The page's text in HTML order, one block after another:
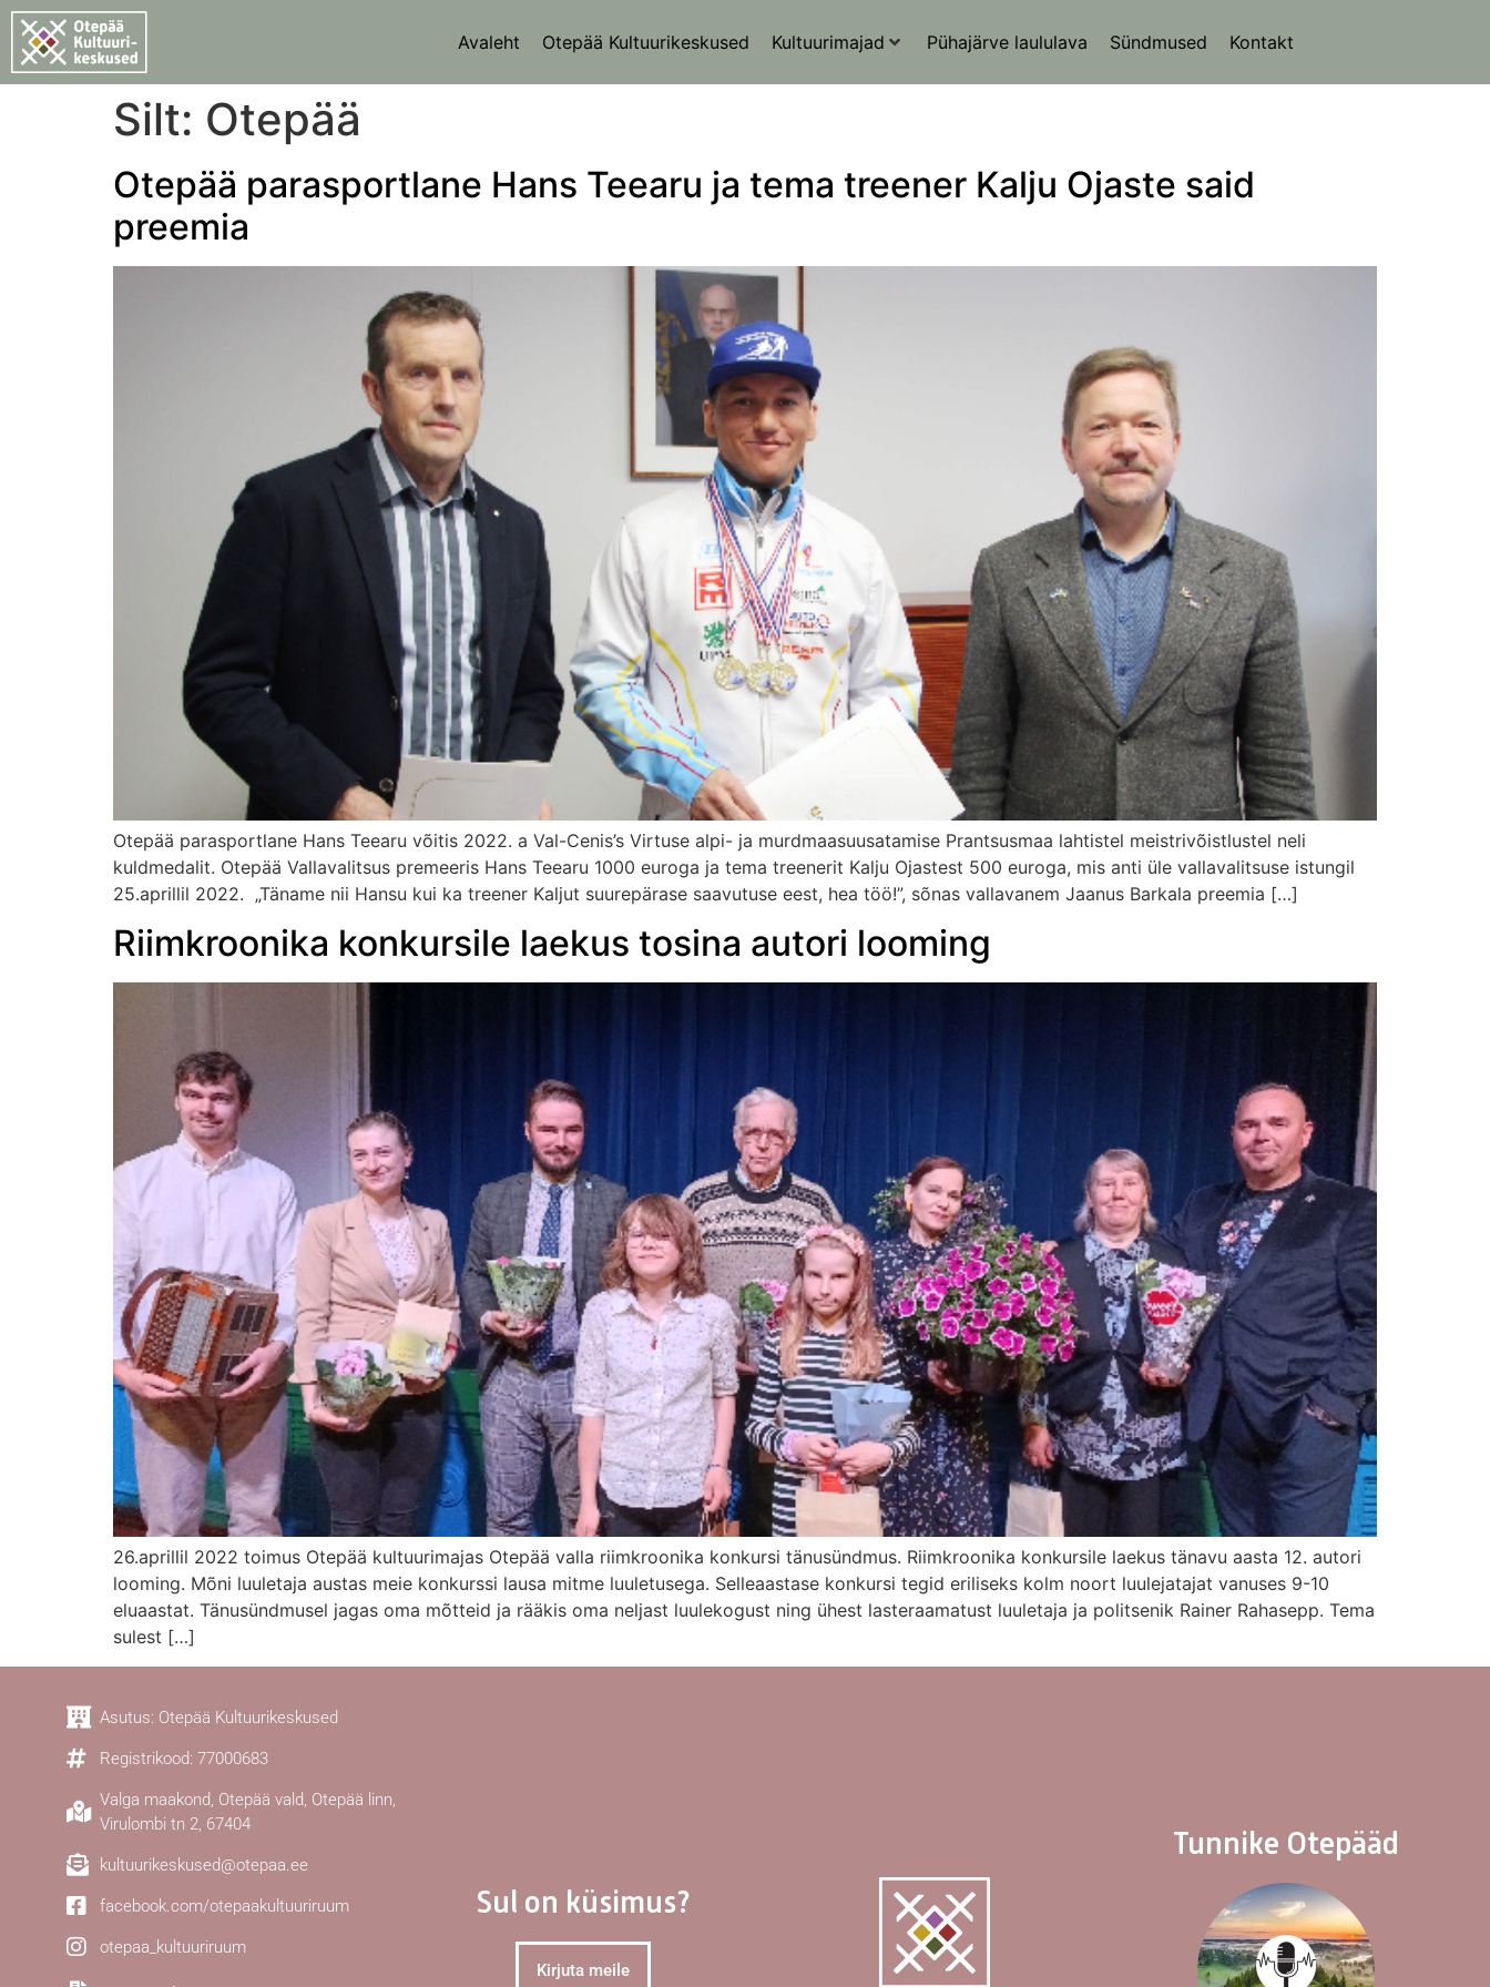
Avaleht Otepää Kultuurikeskused Kultuurimajad Pühajärve laululava Sündmused Kontakt
Silt: Otepää
Otepää parasportlane Hans Teearu ja tema treener Kalju Ojaste said
preemia
Otepää parasportlane Hans Teearu võitis 2022. a Val-Cenis’s Virtuse alpi- ja murdmaasuusatamise Prantsusmaa lahtistel meistrivõistlustel neli
kuldmedalit. Otepää Vallavalitsus premeeris Hans Teearu 1000 euroga ja tema treenerit Kalju Ojastest 500 euroga, mis anti üle vallavalitsuse istungil
25.aprillil 2022. „Täname nii Hansu kui ka treener Kaljut suurepärase saavutuse eest, hea töö!”, sõnas vallavanem Jaanus Barkala preemia […]
Riimkroonika konkursile laekus tosina autori looming
26.aprillil 2022 toimus Otepää kultuurimajas Otepää valla riimkroonika konkursi tänusündmus. Riimkroonika konkursile laekus tänavu aasta 12. autori
looming. Mõni luuletaja austas meie konkurssi lausa mitme luuletusega. Selleaastase konkursi tegid eriliseks kolm noort luulejatajat vanuses 9-10
eluaastat. Tänusündmusel jagas oma mõtteid ja rääkis oma neljast luulekogust ning ühest lasteraamatust luuletaja ja politsenik Rainer Rahasepp. Tema
sulest […]
Asutus: Otepää Kultuurikeskused
Registrikood: 77000683
Valga maakond, Otepää vald, Otepää linn,
Virulombi tn 2, 67404
kultuurikeskused@otepaa.ee
facebook.com/otepaakultuuriruum
otepaa_kultuuriruum
Sul on küsimus?
Kirjuta meile
Tunnike Otepääd